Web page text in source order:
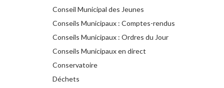
Conseil Municipal des Jeunes
Conseils Municipaux : Comptes-rendus
Conseils Municipaux : Ordres du Jour
Conseils Municipaux en direct
Conservatoire
Déchets